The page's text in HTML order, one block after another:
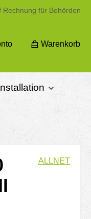
Rechnung für Behörden
Warenkorb
ALLNET